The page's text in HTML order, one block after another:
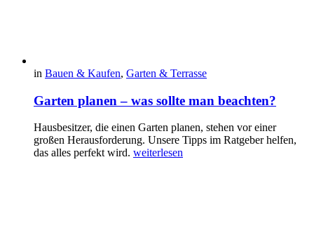
in Bauen & Kaufen, Garten & Terrasse
Garten planen – was sollte man beachten?
Hausbesitzer, die einen Garten planen, stehen vor einer
großen Herausforderung. Unsere Tipps im Ratgeber helfen,
das alles perfekt wird. weiterlesen